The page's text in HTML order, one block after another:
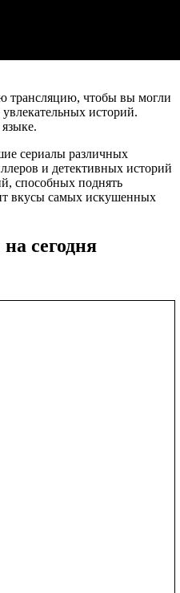
трансляцию, чтобы вы могли
историй.
сериалы различных
и детективных историй
способных поднять
вкусы самых искушенных
сегодня